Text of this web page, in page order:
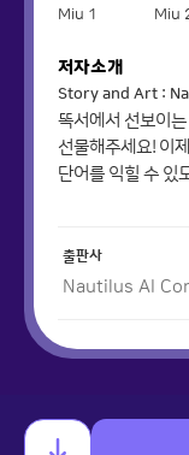
Miu 1
Miu
저자소개
Story and Art :
똑서에서 선보이
선물해주세요! 이
단어를 익힐 수 있
출판사
Nautilus AI